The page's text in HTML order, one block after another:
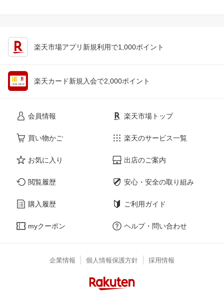
楽天市場アプリ新規利用で1,000ポイント
楽天カード新規入会で2,000ポイント
会員情報
買い物かご
お気に入り
閲覧履歴
購入履歴
myクーポン
楽天市場トップ
楽天のサービス一覧
出店のご案内
安心・安全の取り組み
ご利用ガイド
ヘルプ・問い合わせ
企業情報 個人情報保護方針 採用情報